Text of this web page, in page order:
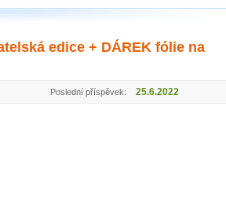
edice + DÁREK fólie na
Poslední příspěvek: 25.6.2022